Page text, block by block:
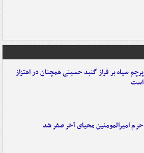
پرچم سیاه بر فراز گنبد حسینی همچنان در اهتزاز
است
حرم امیرالمومنین محیای آخر صفر شد